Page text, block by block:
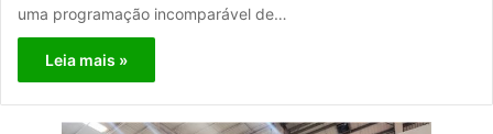
uma programação incomparável de…
Leia mais »